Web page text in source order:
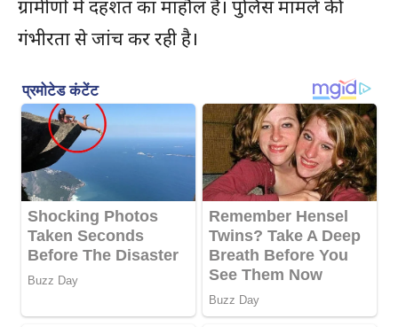
ग्रामीणों में दहशत का माहौल है। पुलिस मामले की
गंभीरता से जांच कर रही है।